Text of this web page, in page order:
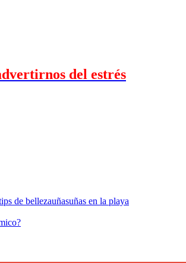
del estrés
de bellezauñasuñas en la playa